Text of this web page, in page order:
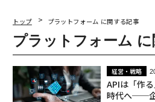
トップ プラットフォーム に関する記事
プラットフォーム
経営・戦略
APIは「作
時代へ──